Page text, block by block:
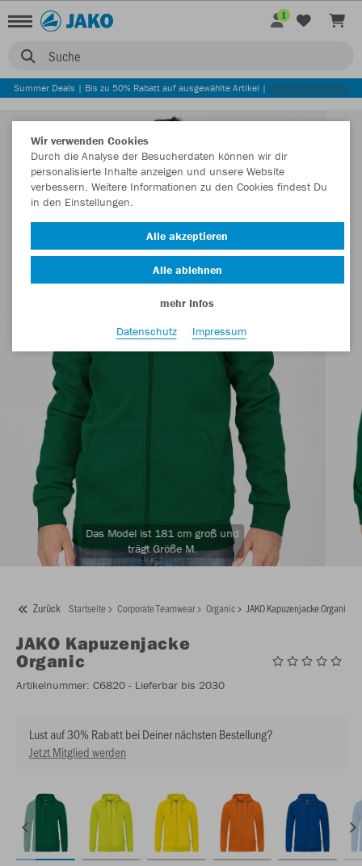
Suche
1
Summer Deals | Bis zu 50% Rabatt auf ausgewählte Artikel | JETZT ENTDECKEN
Das Model ist 181 cm groß und
trägt Größe M.
Zurück Startseite Corporate Teamwear Organic JAKO Kapuzenjacke Organic
JAKO Kapuzenjacke
Organic
Artikelnummer: C6820 - Lieferbar bis 2030
Lust auf 30% Rabatt bei Deiner nächsten Bestellung?
Jetzt Mitglied werden
Wir verwenden Cookies
Durch die Analyse der Besucherdaten können wir dir
personalisierte Inhalte anzeigen und unsere Website
verbessern. Weitere Informationen zu den Cookies findest Du
in den Einstellungen.
Alle akzeptieren
Alle ablehnen
mehr Infos
Datenschutz
Impressum